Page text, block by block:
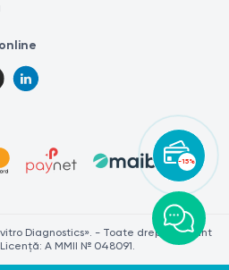
-15%
Diagnostics». - Toate drepturile sunt
A MMII № 048091.